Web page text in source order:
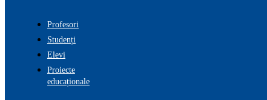
Profesori
Studenți
Elevi
Proiecte
educaționale